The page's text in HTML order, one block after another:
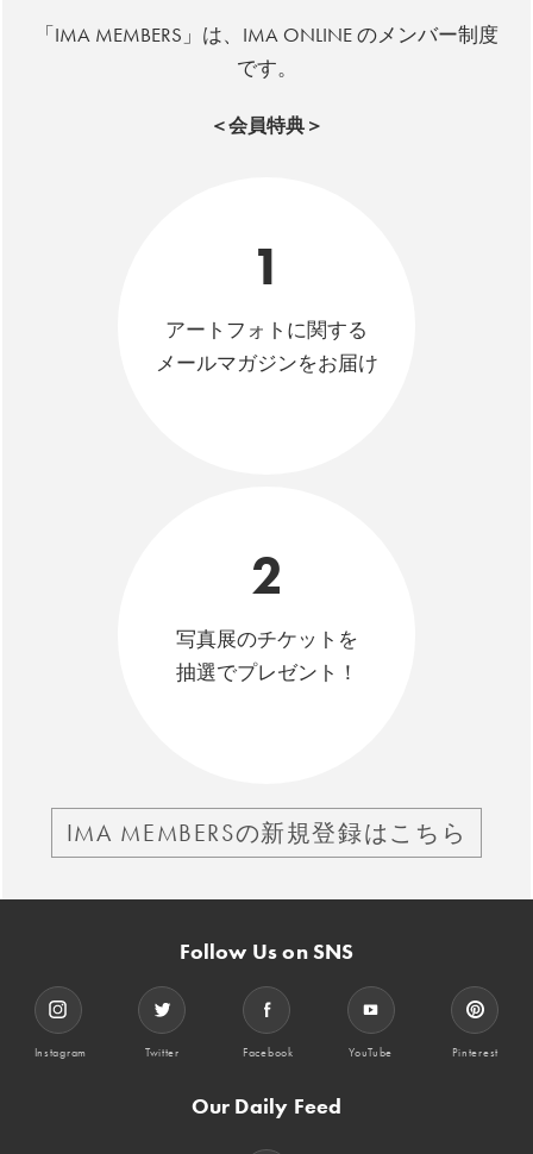
「IMA MEMBERS」は、IMA ONLINE のメンバー制度
です。
＜会員特典＞
1
アートフォトに関する
メールマガジンをお届け
2
写真展のチケットを
抽選でプレゼント！
IMA MEMBERSの新規登録はこちら
Follow Us on SNS
Instagram Twitter Facebook YouTube Pinterest
Our Daily Feed